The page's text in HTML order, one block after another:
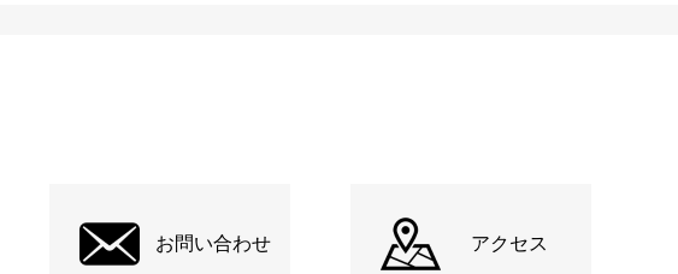
お問い合わせ アクセス